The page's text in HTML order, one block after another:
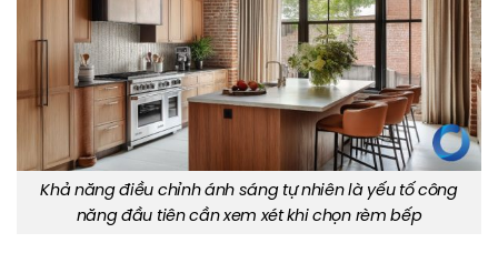
Khả năng điều chỉnh ánh sáng tự nhiên là yếu tố công
năng đầu tiên cần xem xét khi chọn rèm bếp